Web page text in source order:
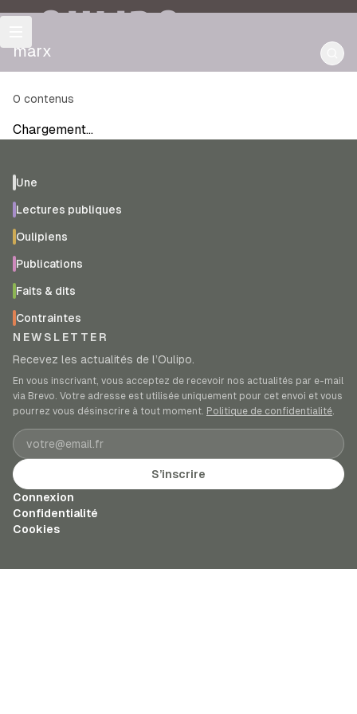
OULIPO
marx
0 contenus
Chargement…
Une
Lectures publiques
Oulipiens
Publications
Faits & dits
Contraintes
NEWSLETTER
Recevez les actualités de l’Oulipo.
En vous inscrivant, vous acceptez de recevoir nos actualités par e-mail
via Brevo. Votre adresse est utilisée uniquement pour cet envoi et vous
pourrez vous désinscrire à tout moment. Politique de confidentialité.
Adresse e-mail
S’inscrire
Connexion
Confidentialité
Cookies